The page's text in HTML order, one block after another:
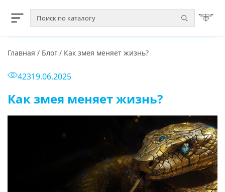
Главная / Блог / Как змея меняет жизнь?
42319.06.2025
Как змея меняет жизнь?